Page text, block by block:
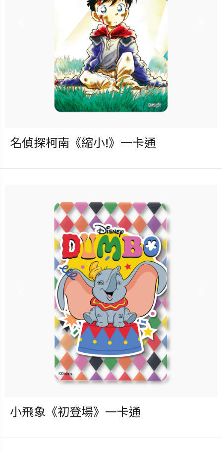
更多銷售據點
發行：2025-09-17
卡種：一卡通儲值卡-普通卡
立即購買
更多銷售據點
名偵探柯南《縮小!》一卡通
Previous
發行：2025-09-17
卡種：一卡通儲值卡-普通卡
小飛象《初登場》一卡通